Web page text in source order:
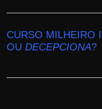
CURSO MILHEIRO
OUDECEPCIONA?